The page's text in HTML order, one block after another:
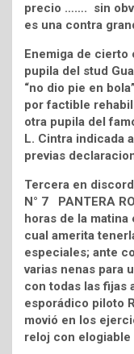
precio ……. sin
es una contra
Enemiga de cierto
pupila del stud
“no dio pie en
por factible
otra pupila del
L. Cintra indicada
previas
Tercera en
N° 7 PANTERA
horas de la matina
cual amerita
especiales; ante
varias nenas para
con todas las fijas
esporádico piloto
movió en los
reloj con